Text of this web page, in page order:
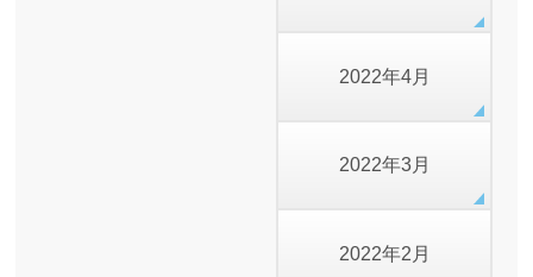
2022年4月
2022年3月
2022年2月